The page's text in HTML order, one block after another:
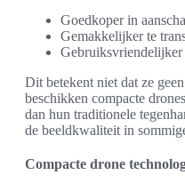
Goedkoper in
Gemakkelijker te
Dit betekent niet dat ze
beschikken compacte
dan hun traditionele
de beeldkwaliteit in
Compacte drone